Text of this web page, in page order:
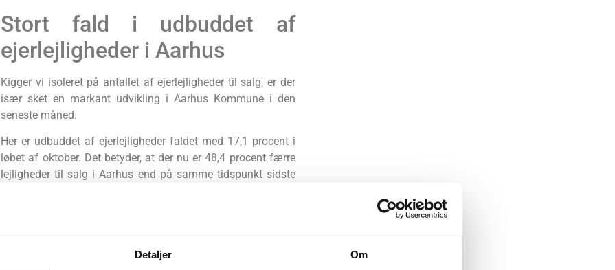
Detaljer Om
Stort fald i udbuddet af
ejerlejligheder i Aarhus
Kigger vi isoleret på antallet af ejerlejligheder til salg, er der
især sket en markant udvikling i Aarhus Kommune i den
seneste måned.
Her er udbuddet af ejerlejligheder faldet med 17,1 procent i
løbet af oktober. Det betyder, at der nu er 48,4 procent færre
lejligheder til salg i Aarhus end på samme tidspunkt sidste
og det er tæt på det laveste niveau, som blev registreret
tilbage i begyndelsen af 2021, hvor der dengang var 387